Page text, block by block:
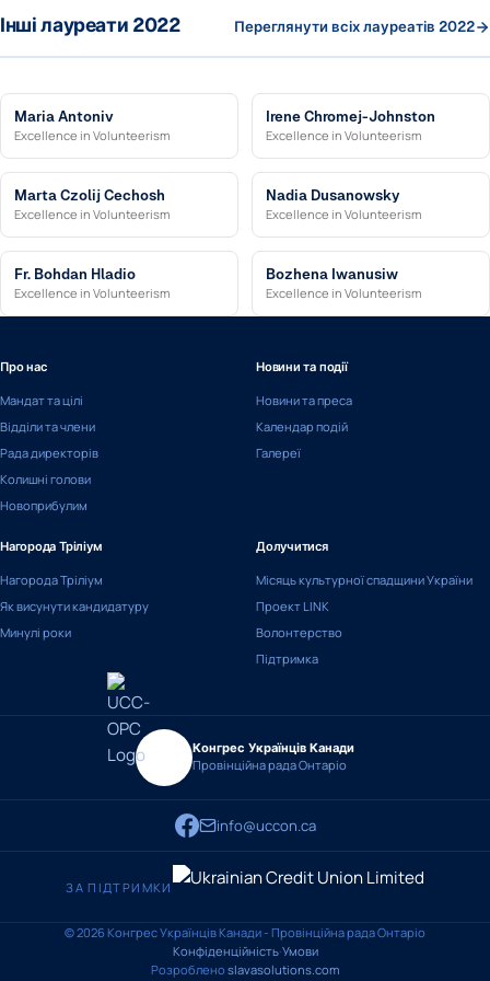
Інші лауреати 2022 Переглянути всіх лауреатів 2022
Maria Antoniv
Excellence in Volunteerism
Irene Chromej-Johnston
Excellence in Volunteerism
Marta Czolij Cechosh
Excellence in Volunteerism
Nadia Dusanowsky
Excellence in Volunteerism
Fr. Bohdan Hladio
Excellence in Volunteerism
Bozhena Iwanusiw
Excellence in Volunteerism
Про нас
Мандат та цілі
Відділи та члени
Рада директорів
Колишні голови
Новоприбулим
Новини та події
Новини та преса
Календар подій
Галереї
Нагорода Тріліум
Нагорода Тріліум
Як висунути кандидатуру
Минулі роки
Долучитися
Місяць культурної спадщини України
Проект LINK
Волонтерство
Підтримка
Конгрес Українців Канади
Провінційна рада Онтаріо
info@uccon.ca
ЗА ПІДТРИМКИ
© 2026 Конгрес Українців Канади - Провінційна рада Онтаріо
Конфіденційність·Умови
Розроблено slavasolutions.com